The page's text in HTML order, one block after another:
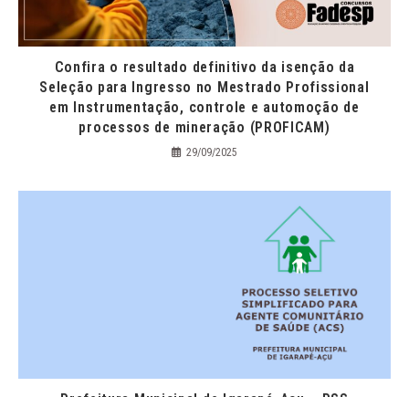
Confira o resultado definitivo da isenção da
Seleção para Ingresso no Mestrado Profissional
em Instrumentação, controle e automoção de
processos de mineração (PROFICAM)
29/09/2025